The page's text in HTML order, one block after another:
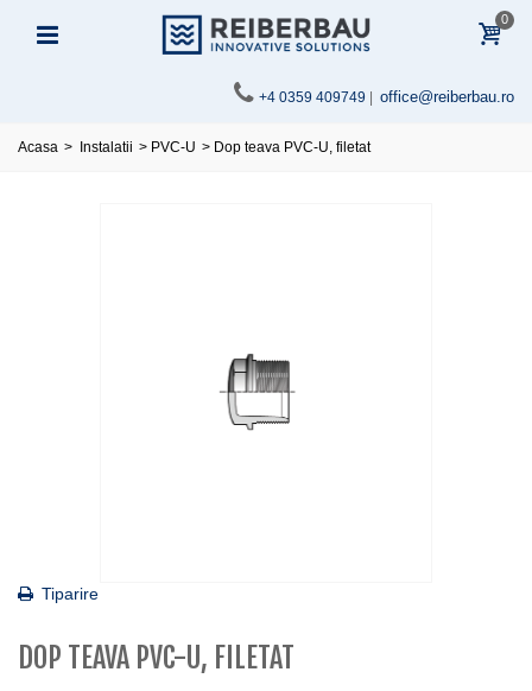
0
+4 0359 409749 office@reiberbau.ro
Acasa > Instalatii > PVC-U > Dop teava PVC-U, filetat
Tiparire
DOP TEAVA PVC-U, FILETAT